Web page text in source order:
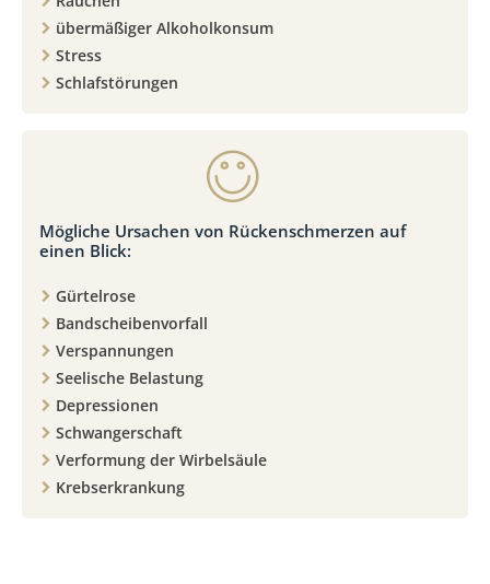
übermäßiger Alkoholkonsum
Stress
Schlafstörungen
Mögliche Ursachen von Rückenschmerzen auf
einen Blick:
Gürtelrose
Bandscheibenvorfall
Verspannungen
Seelische Belastung
Depressionen
Schwangerschaft
Verformung der Wirbelsäule
Krebserkrankung